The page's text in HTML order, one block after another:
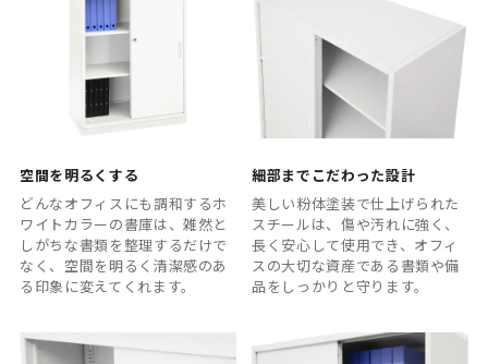
空間を明るくする
どんなオフィスにも調和するホ
ワイトカラーの書庫は、雑然と
しがちな書類を整理するだけで
なく、空間を明るく清潔感のあ
る印象に変えてくれます。
細部までこだわった設計
美しい粉体塗装で仕上げられた
スチールは、傷や汚れに強く、
長く安心して使用でき、オフィ
スの大切な資産である書類や備
品をしっかりと守ります。